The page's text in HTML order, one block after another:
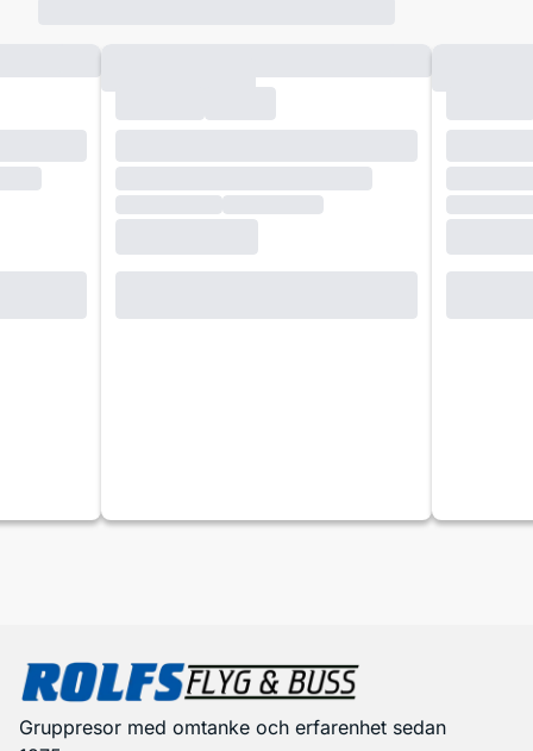
Gruppresor med omtanke och erfarenhet sedan